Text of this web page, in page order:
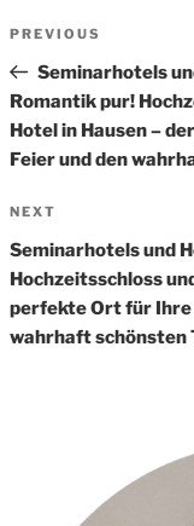
Previous
Post
PREVIOUS
Seminarhotels
Romantik pur!
Hotel in Hausen –
Feier und den
Next
Post
NEXT
Seminarhotels und
Hochzeitsschloss
perfekte Ort für Ihre
wahrhaft schönsten